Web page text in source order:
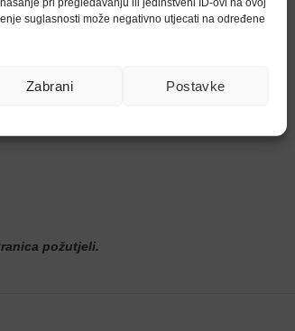
pri pregledavanju ili jedinstveni ID-ovi na ovoj
suglasnosti može negativno utjecati na određene
Zabrani Postavke
požutjeli.